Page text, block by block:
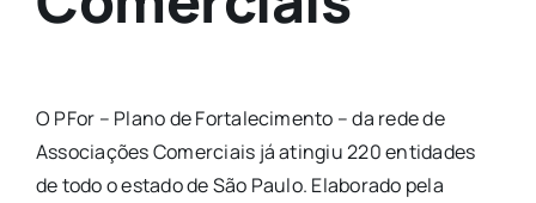
O PFor – Plano de Fortalecimento – da rede de
Associações Comerciais já atingiu 220 entidades
de todo o estado de São Paulo. Elaborado pela